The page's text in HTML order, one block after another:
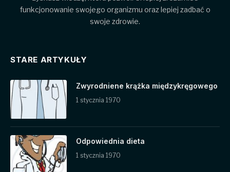
funkcjonowanie swojego organizmu oraz lepiej zadbać o
swoje zdrowie.
STARE ARTYKUŁY
Zwyrodniene krążka międzykręgowego
1 stycznia 1970
Odpowiednia dieta
1 stycznia 1970